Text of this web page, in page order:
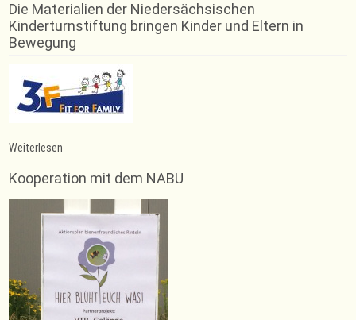
Die Materialien der Niedersächsischen
Kinderturnstiftung bringen Kinder und Eltern in
Bewegung
Weiterlesen
Kooperation mit dem NABU